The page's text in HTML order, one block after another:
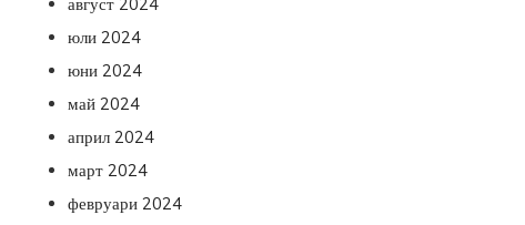
юли 2024
юни 2024
май 2024
април 2024
март 2024
февруари 2024